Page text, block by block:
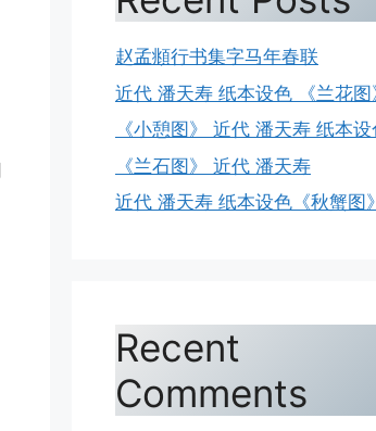
赵孟頫行书集字马年春联
近代 潘天寿 纸本设色 《兰花图
《小憩图》 近代 潘天寿 纸本设
《兰石图》 近代 潘天寿
近代 潘天寿 纸本设色《秋蟹图》
Recent
Comments